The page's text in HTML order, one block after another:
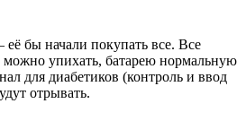
бы начали покупать все. Все
можно упихать, батарею нормальную
для диабетиков (контроль и ввод
отрывать.